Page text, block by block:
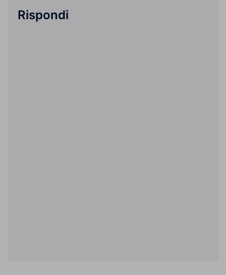
Rispondi